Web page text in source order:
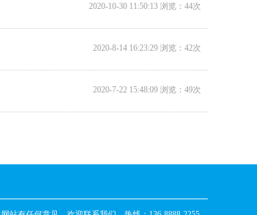
2020-10-30 11:50:13 浏览：44次
2020-8-14 16:23:29 浏览：42次
2020-7-22 15:48:09 浏览：49次